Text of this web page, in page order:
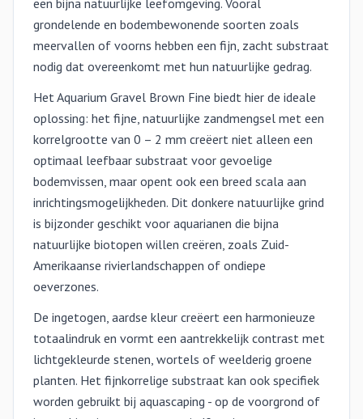
een bijna natuurlijke leefomgeving. Vooral
grondelende en bodembewonende soorten zoals
meervallen of voorns hebben een fijn, zacht substraat
nodig dat overeenkomt met hun natuurlijke gedrag.
Het Aquarium Gravel Brown Fine biedt hier de ideale
oplossing: het fijne, natuurlijke zandmengsel met een
korrelgrootte van 0 – 2 mm creëert niet alleen een
optimaal leefbaar substraat voor gevoelige
bodemvissen, maar opent ook een breed scala aan
inrichtingsmogelijkheden. Dit donkere natuurlijke grind
is bijzonder geschikt voor aquarianen die bijna
natuurlijke biotopen willen creëren, zoals Zuid-
Amerikaanse rivierlandschappen of ondiepe
oeverzones.
De ingetogen, aardse kleur creëert een harmonieuze
totaalindruk en vormt een aantrekkelijk contrast met
lichtgekleurde stenen, wortels of weelderig groene
planten. Het fijnkorrelige substraat kan ook specifiek
worden gebruikt bij aquascaping - op de voorgrond of